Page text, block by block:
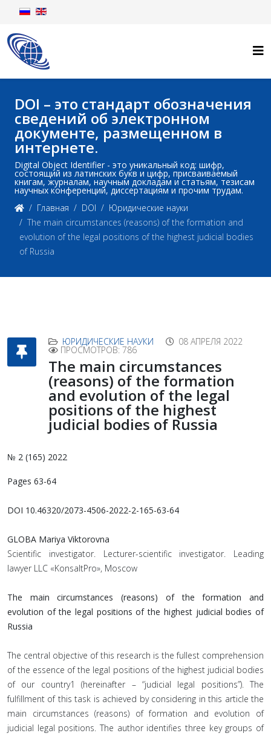
DOI – это стандарт обозначения
сведений об электронном
документе, размещенном в
интернете.
Digital Object Identifier - это уникальный код: шифр,
состоящий из латинских букв и цифр, присваиваемый
книгам, журналам, научным докладам и статьям, тезисам
научных конференций, диссертациям и прочим трудам.
Главная
DOI
Юридические науки
The main circumstances (reasons) of the formation and
evolution of the legal positions of the highest judicial bodies
of Russia
ЮРИДИЧЕСКИЕ НАУКИ 08 АПРЕЛЯ 2022
ПРОСМОТРОВ: 786
The main circumstances
(reasons) of the formation
and evolution of the legal
positions of the highest
judicial bodies of Russia
№ 2 (165) 2022
Pages 63-64
DOI 10.46320/2073-4506-2022-2-165-63-64
GLOBA Mariya Viktorovna
Scientific investigator. Lecturer-scientific investigator. Leading
lawyer LLC «KonsaltPro», Moscow
The main circumstances (reasons) of the formation and
evolution of the legal positions of the highest judicial bodies of
Russia
The central objective of this research is the fullest comprehension
of the essence of the legal positions of the highest judicial bodies
of our country1 (hereinafter – “judicial legal positions”). The
fulfillment of this task is achieved by considering in this article the
main circumstances (reasons) of formation and evolution of
judicial legal positions. The author identifies three key groups of